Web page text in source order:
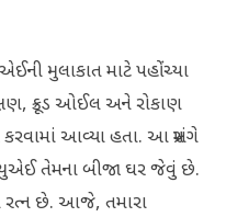
મુલાકાત માટે પહોંચ્યા
ક્રૂડ ઓઈલ અને રોકાણ
કરવામાં આવ્યા હતા. આ પ્રસંગે
યુએઈ તેમના બીજા ઘર જેવું છે.
રત્ન છે. આજે, તમારા